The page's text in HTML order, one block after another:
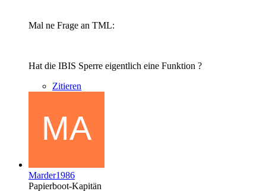
Mal ne Frage an TML:
Hat die IBIS Sperre eigentlich eine Funktion ?
Zitieren
Marder1986
Papierboot-Kapitän